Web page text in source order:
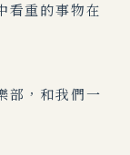
看重的事物在
部，和我們一